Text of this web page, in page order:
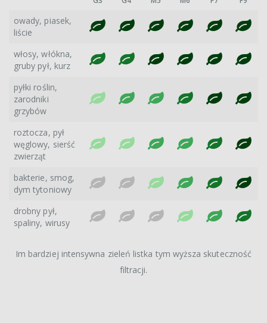
owady, piasek,
liście
włosy, włókna,
gruby pył, kurz
pyłki roślin,
zarodniki
grzybów
roztocza, pył
węglowy, sierść
zwierząt
bakterie, smog,
dym tytoniowy
drobny pył,
spaliny, wirusy
Im bardziej intensywna zieleń listka tym wyższa skuteczność
filtracji.